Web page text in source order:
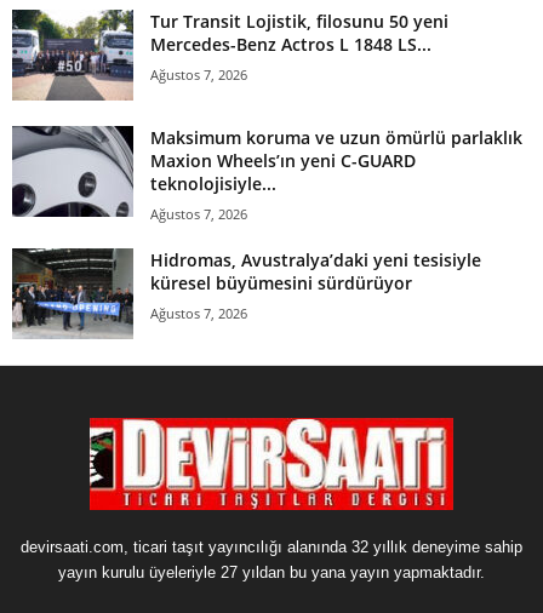
Tur Transit Lojistik, filosunu 50 yeni
Mercedes-Benz Actros L 1848 LS...
Ağustos 7, 2026
Maksimum koruma ve uzun ömürlü parlaklık
Maxion Wheels’ın yeni C-GUARD
teknolojisiyle...
Ağustos 7, 2026
Hidromas, Avustralya’daki yeni tesisiyle
küresel büyümesini sürdürüyor
Ağustos 7, 2026
devirsaati.com, ticari taşıt yayıncılığı alanında 32 yıllık deneyime sahip
yayın kurulu üyeleriyle 27 yıldan bu yana yayın yapmaktadır.